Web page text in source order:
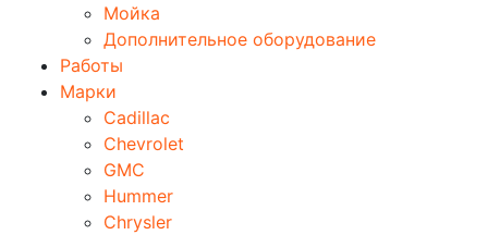
Мойка
Дополнительное оборудование
Работы
Марки
Cadillac
Chevrolet
GMC
Hummer
Chrysler